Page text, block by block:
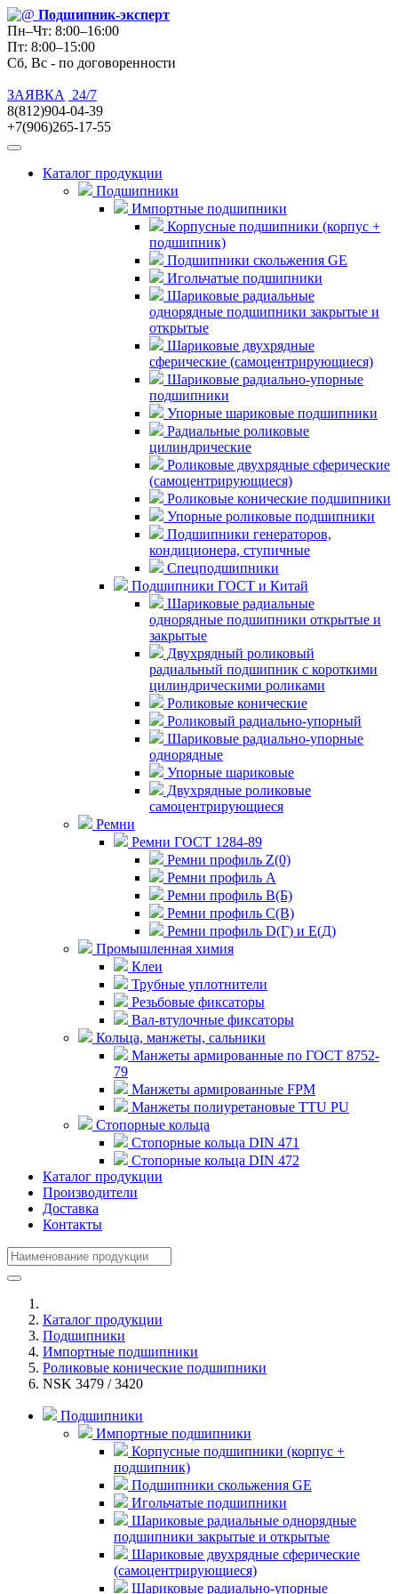
Подшипник-эксперт
Пн–Чт: 8:00–16:00
Пт: 8:00–15:00
Сб, Вс - по договоренности
ЗАЯВКА
24/7
8(812)904-04-39
+7(906)265-17-55
Каталог продукции
Подшипники
Импортные подшипники
Корпусные подшипники (корпус +
подшипник)
Подшипники скольжения GE
Игольчатые подшипники
Шариковые радиальные
однорядные подшипники закрытые и
открытые
Шариковые двухрядные
сферические (самоцентрирующиеся)
Шариковые радиально-упорные
подшипники
Упорные шариковые подшипники
Радиальные роликовые
цилиндрические
Роликовые двухрядные сферические
(самоцентрирующиеся)
Роликовые конические подшипники
Упорные роликовые подшипники
Подшипники генераторов,
кондиционера, ступичные
Спецподшипники
Подшипники ГОСТ и Китай
Шариковые радиальные
однорядные подшипники открытые и
закрытые
Двухрядный роликовый
радиальный подшипник с короткими
цилиндрическими роликами
Роликовые конические
Роликовый радиально-упорный
Шариковые радиально-упорные
однорядные
Упорные шариковые
Двухрядные роликовые
самоцентрирующиеся
Ремни
Ремни ГОСТ 1284-89
Ремни профиль Z(0)
Ремни профиль А
Ремни профиль В(Б)
Ремни профиль С(В)
Ремни профиль D(Г) и E(Д)
Промышленная химия
Клеи
Трубные уплотнители
Резьбовые фиксаторы
Вал-втулочные фиксаторы
Кольца, манжеты, сальники
Манжеты армированные по ГОСТ 8752-
79
Манжеты армированные FPM
Манжеты полиуретановые TTU PU
Стопорные кольца
Стопорные кольца DIN 471
Стопорные кольца DIN 472
Каталог продукции
Производители
Доставка
Контакты
Каталог продукции
Подшипники
Импортные подшипники
Роликовые конические подшипники
NSK 3479 / 3420
Подшипники
Импортные подшипники
Корпусные подшипники (корпус +
подшипник)
Подшипники скольжения GE
Игольчатые подшипники
Шариковые радиальные однорядные
подшипники закрытые и открытые
Шариковые двухрядные сферические
(самоцентрирующиеся)
Шариковые радиально-упорные